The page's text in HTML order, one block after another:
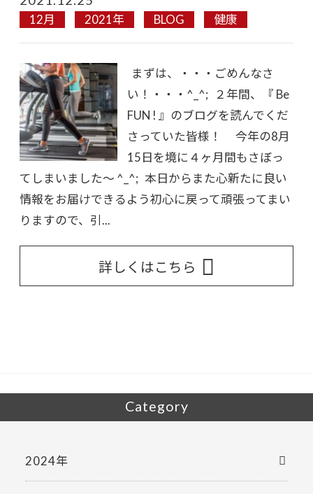
12月 2021年 BLOG 健康
まずは、・・・ごめんなさ
い！・・・^_^; ２年間、『 Be
FUN ! 』のブログを読んでくだ
さっていた皆様！ 今年の8月
15日を境に４ヶ月間もさぼっ
てしまいました〜 ^_^; 本日からまた心新たに良い
情報をお届けできるよう初心に戻って頑張ってまい
りますので、引...
詳しくはこちら
Category
2024年